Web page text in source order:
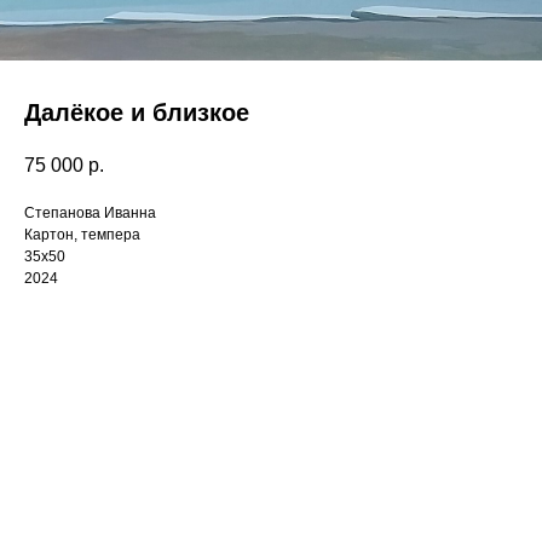
Далёкое и близкое
75 000 р.
Степанова Иванна
Картон, темпера
35х50
2024